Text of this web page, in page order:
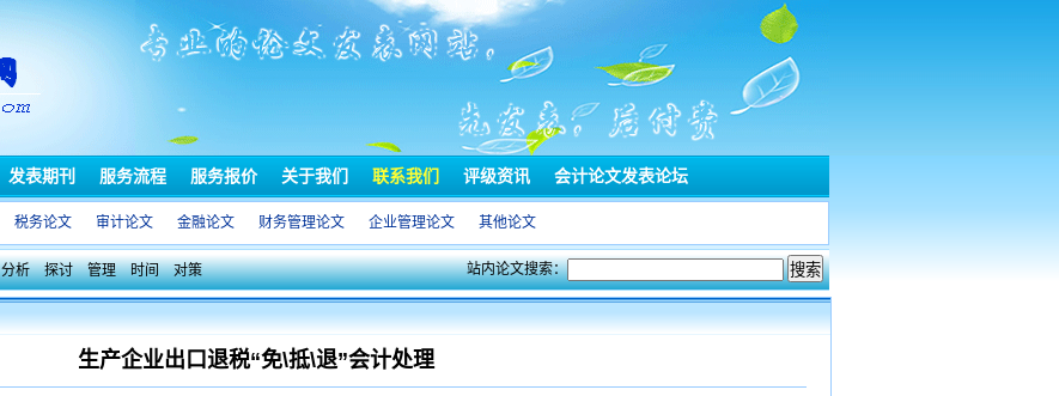
发表期刊 服务流程 服务报价 关于我们 联系我们 评级资讯 会计论文发表论坛
税务论文 审计论文 金融论文 财务管理论文 企业管理论文 其他论文
分析 探讨 管理 时间 对策 站内论文搜索：
生产企业出口退税“免\抵\退”会计处理